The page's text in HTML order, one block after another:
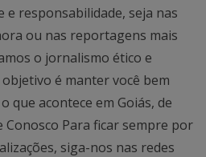
e responsabilidade, seja nas
ou nas reportagens mais
o jornalismo ético e
é manter você bem
que acontece em Goiás, de
Conosco Para ficar sempre por
siga-nos nas redes